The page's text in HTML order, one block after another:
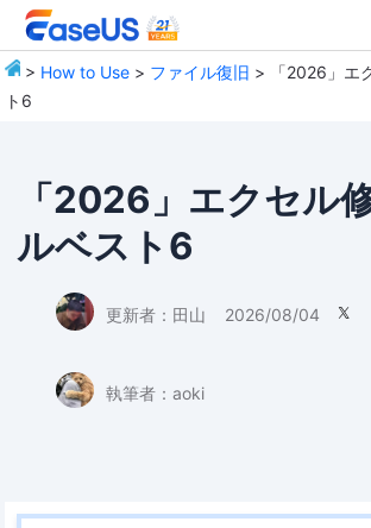
> How to Use > ファイル復旧 > 「2026」エ
ト6
「2026」エクセル
ルベスト6
更新者： 田山 2026/08/04 
執筆者： aoki